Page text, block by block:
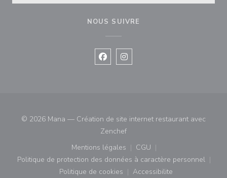
NOUS SUIVRE
Facebook ((ouvre une nouvelle
Instagram ((ouvre une
© 2026 Mana — Création de site internet restaurant avec
Zenchef((ouvre une nouvelle fenêtre))
Mentions légales
((ouvre une nouvelle fenêtre))
CGU
((ouvre une nouvelle
Politique de protection des données à caractère personnel
((ouvre une nouvelle fenêtre))
Politique de cookies Accessibilite